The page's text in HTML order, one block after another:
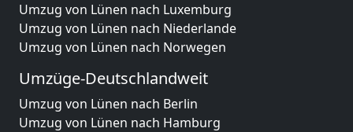
Umzug von Lünen nach Luxemburg
Umzug von Lünen nach Niederlande
Umzug von Lünen nach Norwegen
Umzüge-Deutschlandweit
Umzug von Lünen nach Berlin
Umzug von Lünen nach Hamburg